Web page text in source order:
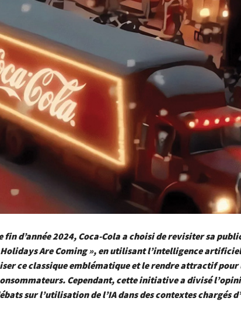
fin d’année 2024, Coca-Cola a choisi de revisiter sa
Holidays Are Coming », en utilisant l’intelligence
ce classique emblématique et le rendre attractif pour
Cependant, cette initiative a divisé
sur l’utilisation de l’IA dans des contextes chargés